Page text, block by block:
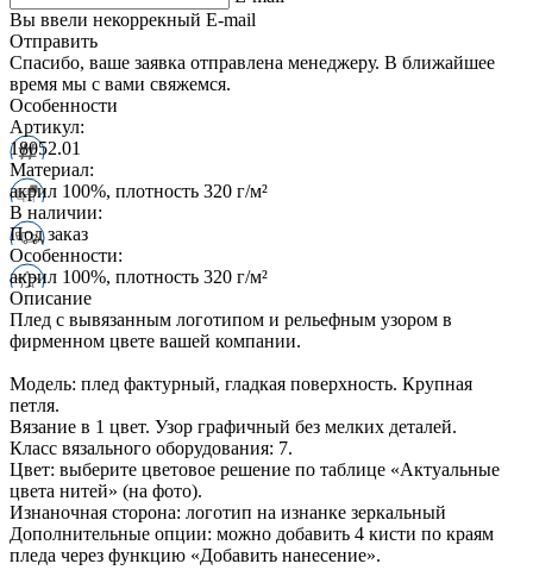
Вы ввели некоррекный E-mail
Отправить
Спасибо, ваше заявка отправлена менеджеру. В ближайшее
время мы с вами свяжемся.
Особенности
Артикул:
18052.01
Материал:
акрил 100%, плотность 320 г/м²
В наличии:
Под заказ
Особенности:
акрил 100%, плотность 320 г/м²
Описание
Плед с вывязанным логотипом и рельефным узором в
фирменном цвете вашей компании.
Модель: плед фактурный, гладкая поверхность. Крупная
петля.
Вязание в 1 цвет. Узор графичный без мелких деталей.
Класс вязального оборудования: 7.
Цвет: выберите цветовое решение по таблице «Актуальные
цвета нитей» (на фото).
Изнаночная сторона: логотип на изнанке зеркальный
Дополнительные опции: можно добавить 4 кисти по краям
пледа через функцию «Добавить нанесение».